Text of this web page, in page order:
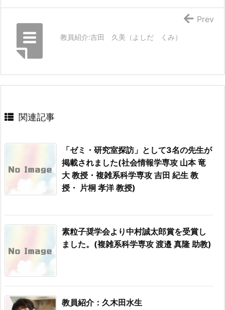
教員紹介:吉田 久美（よしだ くみ）
Prev
関連記事
「ゼミ・研究室探訪」として3名の先生が
掲載されました(社会情報学専攻 山本 竜
大 教授・複雑系科学専攻 吉田 紀生 教
授・ 片桐 孝洋 教授)
素粒子奨学会より中村誠太郎賞を受賞し
ました。(複雑系科学専攻 渡邉 真隆 助教)
教員紹介：久木田水生